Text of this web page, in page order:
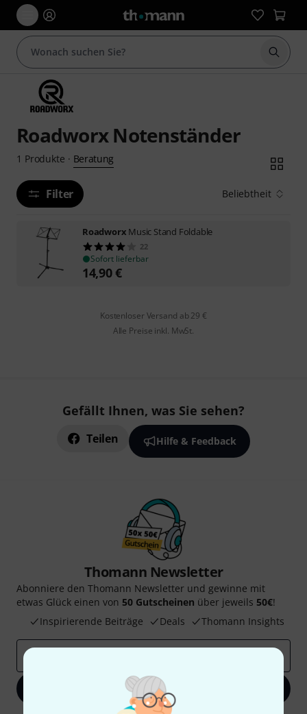
Suche
Roadworx Notenständer
1 Produkte · Beratung
Filter Beliebtheit
Roadworx Music Stand Foldable
22
Sofort lieferbar
14,90€
Kostenloser Versand ab 29 €
Alle Preise inkl. MwSt.
Gefällt Ihnen, was Sie sehen?
Teilen Hilfe & Feedback
Thomann Newsletter
Abonniere den Thomann Newsletter und gewinne mit
etwas Glück einen von 50 Gutscheinen über jeweils 50€!
Inspirierende Beiträge
Deals Thomann Insights
Jetzt anmelden